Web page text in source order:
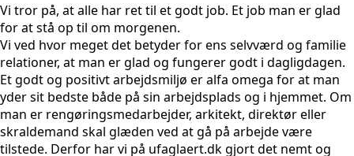
Vi tror på, at alle har ret til et godt job. Et job man er glad
for at stå op til om morgenen.
Vi ved hvor meget det betyder for ens selvværd og familie
relationer, at man er glad og fungerer godt i dagligdagen.
Et godt og positivt arbejdsmiljø er alfa omega for at man
yder sit bedste både på sin arbejdsplads og i hjemmet. Om
man er rengøringsmedarbejder, arkitekt, direktør eller
skraldemand skal glæden ved at gå på arbejde være
tilstede. Derfor har vi på ufaglaert.dk gjort det nemt og